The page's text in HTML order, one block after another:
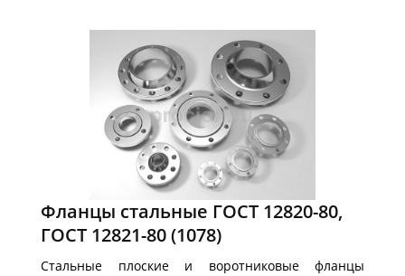
Фланцы стальные ГОСТ 12820-80,
ГОСТ 12821-80(1078)
Стальные плоские и воротниковые фланцы